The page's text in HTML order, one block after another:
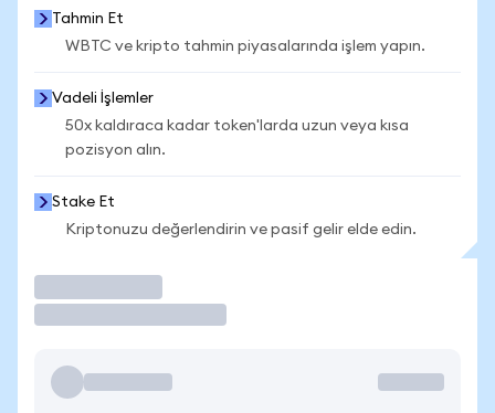
Tahmin Et
WBTC ve kripto tahmin piyasalarında işlem yapın.
Vadeli İşlemler
50x kaldıraca kadar token'larda uzun veya kısa
pozisyon alın.
Stake Et
Kriptonuzu değerlendirin ve pasif gelir elde edin.